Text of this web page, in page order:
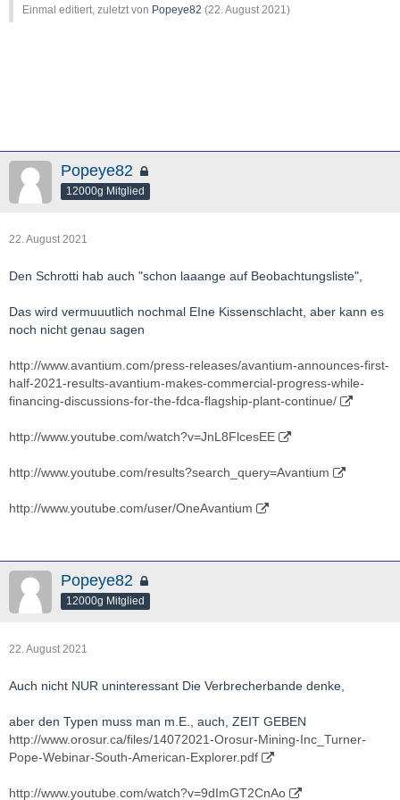
http://www.researchgate.net/publication/301376092_Implementa
ay-s-market-view---adriatic-metals-afritin-bluerock-diamonds-
construction/
Einmal editiert, zuletzt von Popeye82 (22. August 2021)
Popeye82
12000g Mitglied
22. August 2021
Den Schrotti hab auch "schon laaange auf Beobachtungsliste",
Das wird vermuuutlich nochmal EIne Kissenschlacht, aber kann es
noch nicht genau sagen
http://www.avantium.com/press-releases/avantium-announces-first-
half-2021-results-avantium-makes-commercial-progress-while-
financing-discussions-for-the-fdca-flagship-plant-continue/
http://www.youtube.com/watch?v=JnL8FlcesEE
http://www.youtube.com/results?search_query=Avantium
http://www.youtube.com/user/OneAvantium
Popeye82
12000g Mitglied
22. August 2021
Auch nicht NUR uninteressant Die Verbrecherbande denke,
aber den Typen muss man m.E., auch, ZEIT GEBEN
http://www.orosur.ca/files/14072021-Orosur-Mining-Inc_Turner-
Pope-Webinar-South-American-Explorer.pdf
http://www.youtube.com/watch?v=9dImGT2CnAo